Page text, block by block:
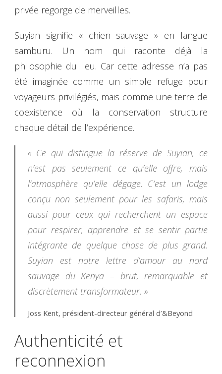
privée regorge de merveilles.
Suyian signifie « chien sauvage » en langue
samburu. Un nom qui raconte déjà la
philosophie du lieu. Car cette adresse n’a pas
été imaginée comme un simple refuge pour
voyageurs privilégiés, mais comme une terre de
coexistence où la conservation structure
chaque détail de l’expérience.
« Ce qui distingue la réserve de Suyian, ce
n’est pas seulement ce qu’elle offre, mais
l’atmosphère qu’elle dégage. C’est un lodge
conçu non seulement pour les safaris, mais
aussi pour ceux qui recherchent un espace
pour respirer, apprendre et se sentir partie
intégrante de quelque chose de plus grand.
Suyian est notre lettre d’amour au nord
sauvage du Kenya – brut, remarquable et
discrètement transformateur. »
Joss Kent, président-directeur général d’&Beyond
Authenticité et
reconnexion